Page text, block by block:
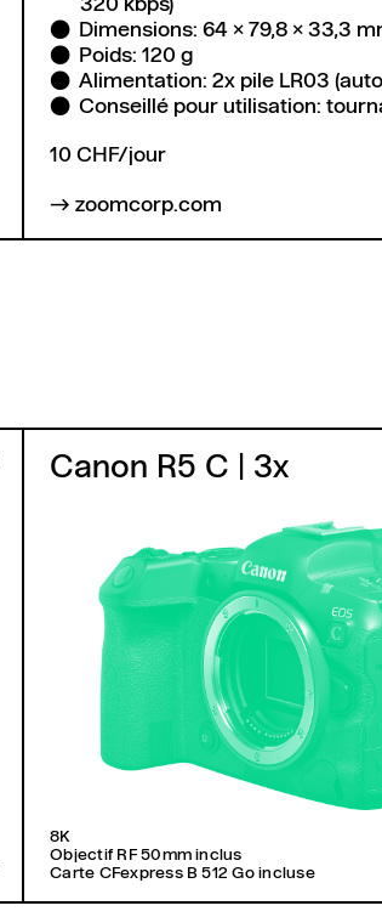
320 kbps)
Dimensions: 64 x 79,8 x 33,3
Poids: 120 g
Alimentation: 2x pile LR03
Conseillé pour utilisation:
10 CHF/jour
zoomcorp.com
Canon R5 C | 3x
8K
Objectif RF 50mm inclus
Carte CFexpress B 512 Go incluse